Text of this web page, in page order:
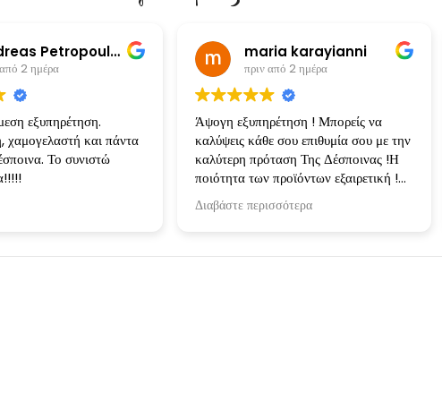
Andreas Petropoulos
ημέρα
εξυπηρέτηση.
και πάντα
Το συνιστώ
maria karayianni
πριν από 2 ημέρα
Άψογη εξυπηρέτηση ! Μπορείς να
καλύψεις κάθε σου επιθυμία σου με την
καλύτερη πρόταση Της Δέσποινας !Η
ποιότητα των προϊόντων εξαιρετική !
Ευχαριστώ πολύ για την συνεργασία !
Διαβάστε περισσότερα